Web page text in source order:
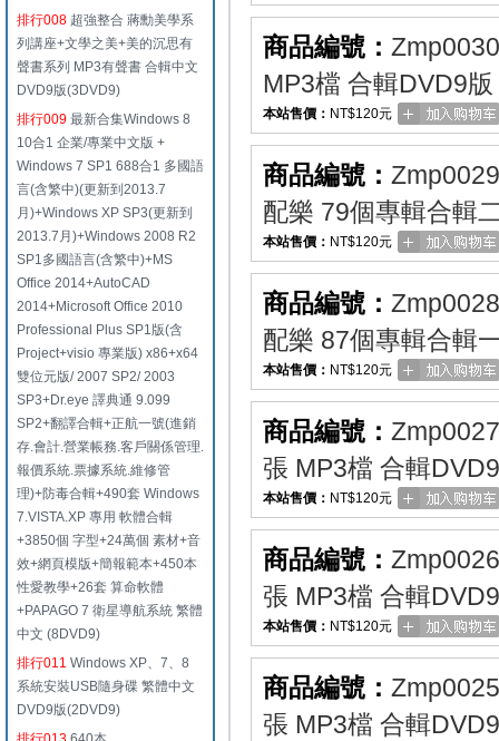
排行008 超強整合 蔣勳美學系
列講座+文學之美+美的沉思有
聲書系列 MP3有聲書 合輯中文
DVD9版(3DVD9)
排行009 最新合集Windows 8
10合1 企業/專業中文版 +
Windows 7 SP1 688合1 多國語
言(含繁中)(更新到2013.7
月)+Windows XP SP3(更新到
2013.7月)+Windows 2008 R2
SP1多國語言(含繁中)+MS
Office 2014+AutoCAD
2014+Microsoft Office 2010
Professional Plus SP1版(含
Project+visio 專業版) x86+x64
雙位元版/ 2007 SP2/ 2003
SP3+Dr.eye 譯典通 9.099
SP2+翻譯合輯+正航一號(進銷
存.會計.營業帳務.客戶關係管理.
報價系統.票據系統.維修管
理)+防毒合輯+490套 Windows
7.VISTA.XP 專用 軟體合輯
+3850個 字型+24萬個 素材+音
效+網頁模版+簡報範本+450本
性愛教學+26套 算命軟體
+PAPAGO 7 衛星導航系統 繁體
中文 (8DVD9)
排行011 Windows XP、7、8
系統安裝USB隨身碟 繁體中文
DVD9版(2DVD9)
商品編號： Zmp0030
MP3檔 合輯DVD9版
本站售價： NT$120元
商品編號： Zmp0029
配樂 79個專輯合輯
本站售價： NT$120元
商品編號： Zmp0028
配樂 87個專輯合輯
本站售價： NT$120元
商品編號： Zmp0027
張 MP3檔 合輯
本站售價： NT$120元
商品編號： Zmp0026
張 MP3檔 合輯
本站售價： NT$120元
商品編號： Zmp0025
張 MP3檔 合輯